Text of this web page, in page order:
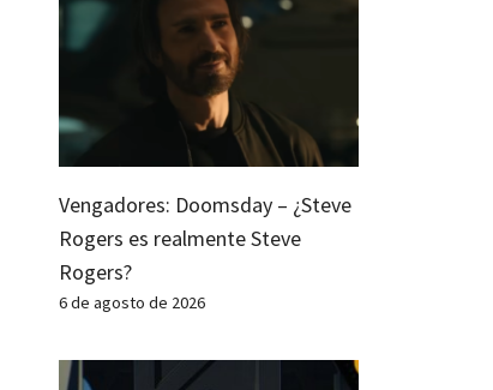
Vengadores: Doomsday – ¿Steve
Rogers es realmente Steve
Rogers?
6 de agosto de 2026